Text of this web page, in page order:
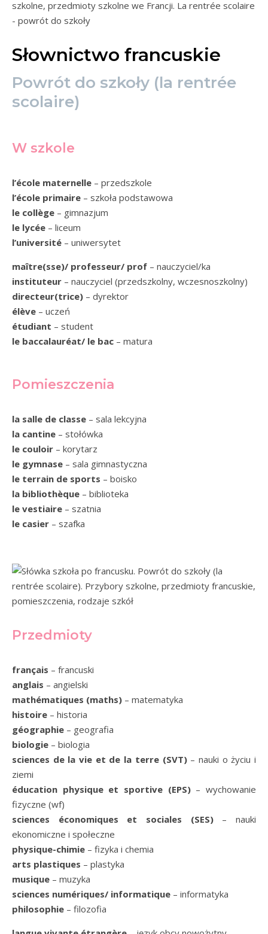
Słownictwo francuskie
Powrót do szkoły (la rentrée
scolaire)
W szkole
l’école maternelle – przedszkole
l’école primaire – szkoła podstawowa
le collège – gimnazjum
le lycée – liceum
l’université – uniwersytet
maître(sse)/ professeur/ prof – nauczyciel/ka
instituteur – nauczyciel (przedszkolny, wczesnoszkolny)
directeur(trice) – dyrektor
élève – uczeń
étudiant – student
le baccalauréat/ le bac – matura
Pomieszczenia
la salle de classe – sala lekcyjna
la cantine – stołówka
le couloir – korytarz
le gymnase – sala gimnastyczna
le terrain de sports – boisko
la bibliothèque – biblioteka
le vestiaire – szatnia
le casier – szafka
Przedmioty
français – francuski
anglais – angielski
mathématiques (maths) – matematyka
histoire – historia
géographie – geografia
biologie – biologia
sciences de la vie et de la terre (SVT)– nauki o życiu i
ziemi
éducation physique et sportive (EPS)– wychowanie
fizyczne (wf)
sciences économiques et sociales (SES)– nauki
ekonomiczne i społeczne
physique-chimie – fizyka i chemia
arts plastiques – plastyka
musique – muzyka
sciences numériques/ informatique – informatyka
philosophie – filozofia